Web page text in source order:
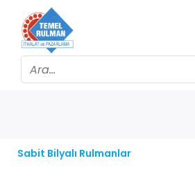
Sabit Bilyalı Rulmanlar